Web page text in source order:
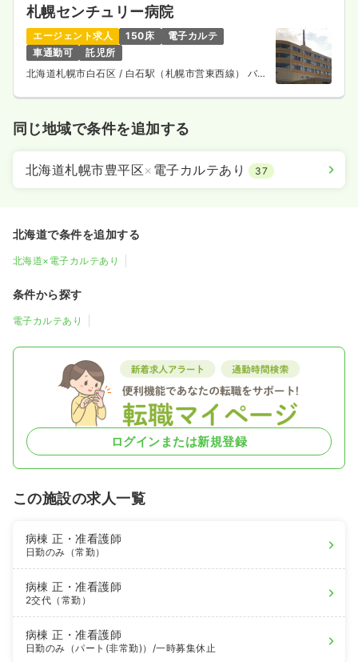
札幌センチュリー病院
エージェント求人 150床
電子カルテ
車通勤可
託児所
北海道札幌市白石区 / 白石駅（札幌市営東西線） バス
同じ地域で条件を追加する
北海道札幌市豊平区× 電子カルテあり 37
北海道で条件を追加する
北海道×電子カルテあり
条件から探す
電子カルテあり
ログインまたは新規登録
この施設の求人一覧
病棟正・准看護師
日勤のみ（常勤）
病棟正・准看護師
2交代（常勤）
病棟正・准看護師
日勤のみ（パート(非常勤)） /一時募集休止